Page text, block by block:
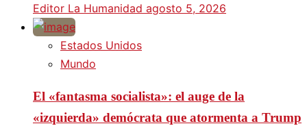
Editor La Humanidad agosto 5, 2026
Estados Unidos
Mundo
El «fantasma socialista»: el auge de la
«izquierda» demócrata que atormenta a Trump